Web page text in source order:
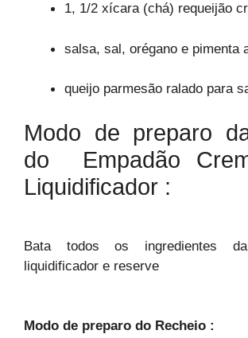
1, 1/2 xícara (chá) requeijão
salsa, sal, orégano e pimenta
queijo parmesão ralado para
Modo de preparo
do Empadão
Liquidificador :
Bata todos os ingredientes
liquidificador e reserve
Modo de preparo do Recheio :